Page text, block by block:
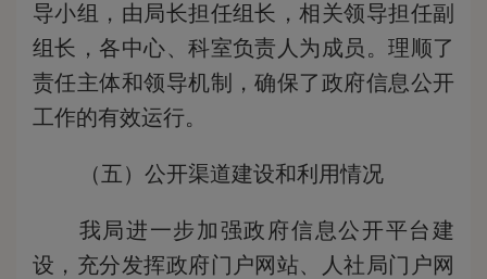
导小组，由局长担任组长，相关领导担任副
组长，各中心、科室负责人为成员。理顺了
责任主体和领导机制，确保了政府信息公开
工作的有效运行。
（五）公开渠道建设和利用情况
我局进一步加强政府信息公开平台建
设，充分发挥政府门户网站、人社局门户网